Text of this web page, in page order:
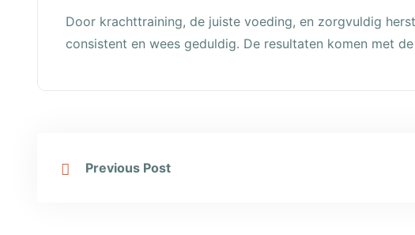
Door krachttraining, de juiste voeding, en zorgvuldig
consistent en wees geduldig. De resultaten komen met
Previous Post